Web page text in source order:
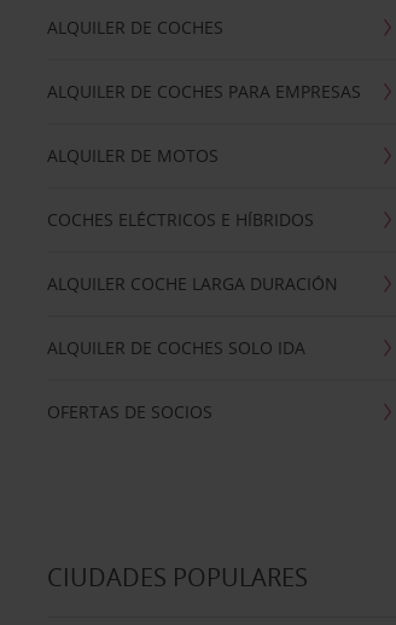
ALQUILER DE COCHES
ALQUILER DE COCHES PARA EMPRESAS
ALQUILER DE MOTOS
COCHES ELÉCTRICOS E HÍBRIDOS
ALQUILER COCHE LARGA DURACIÓN
ALQUILER DE COCHES SOLO IDA
OFERTAS DE SOCIOS
CIUDADES POPULARES